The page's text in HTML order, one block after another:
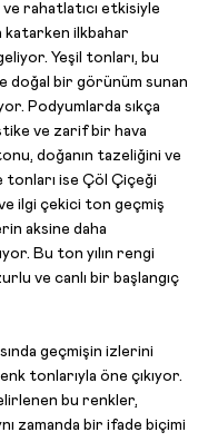
ve rahatlatıcı etkisiyle
katarken ilkbahar
Yeşil tonları, bu
doğal bir görünüm sunan
Podyumlarda sıkça
ve zarif bir hava
doğanın tazeliğini ve
tonları ise Çöl Çiçeği
ilgi çekici ton geçmiş
aksine daha
Bu ton yılın rengi
ve canlı bir başlangıç
geçmişin izlerini
tonlarıyla öne çıkıyor.
bu renkler,
zamanda bir ifade biçimi